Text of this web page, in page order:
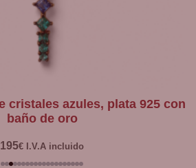
baño de oro
195€ I.V.A incluido